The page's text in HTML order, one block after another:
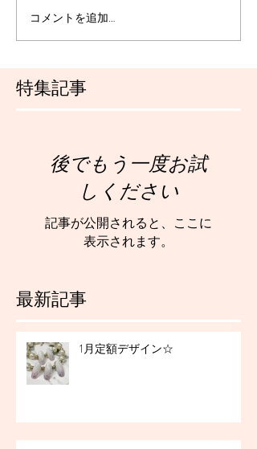
特集記事
最新記事
コメントを追加…
後でもう一度お試
しください
記事が公開されると、ここに
表示されます。
1月定額デザイン☆